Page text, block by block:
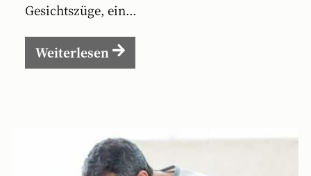
Gesichtszüge, ein...
Weiterlesen